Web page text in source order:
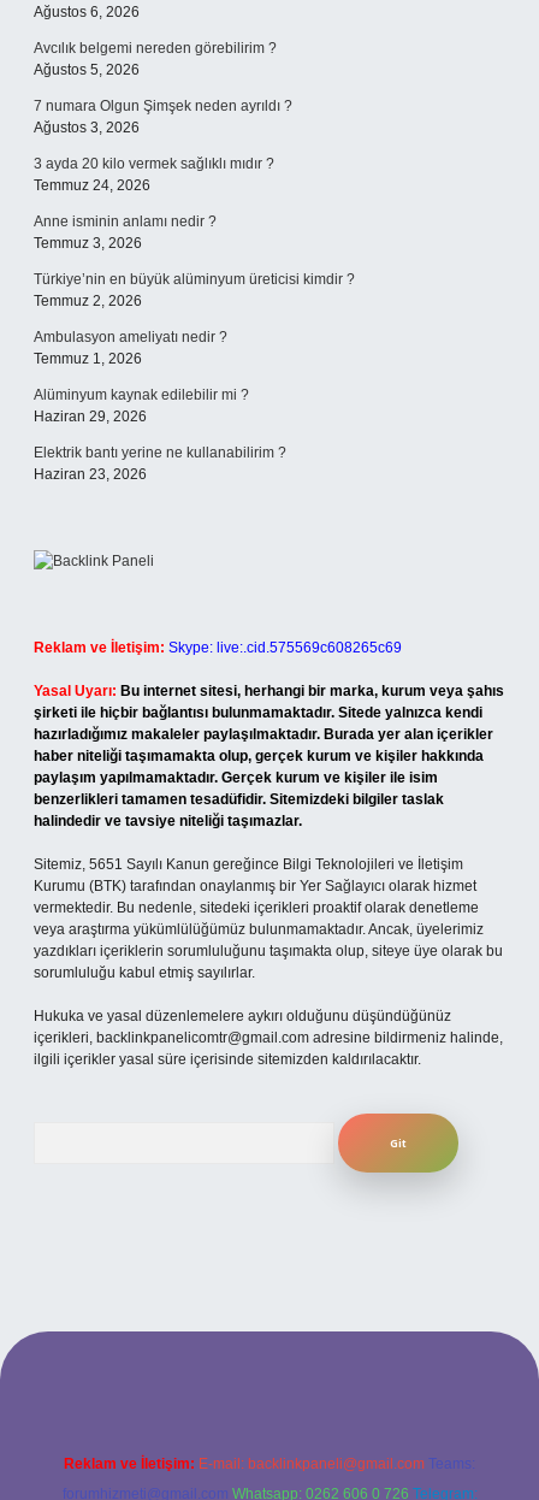
Ağustos 6, 2026
Avcılık belgemi nereden görebilirim ?
Ağustos 5, 2026
7 numara Olgun Şimşek neden ayrıldı ?
Ağustos 3, 2026
3 ayda 20 kilo vermek sağlıklı mıdır ?
Temmuz 24, 2026
Anne isminin anlamı nedir ?
Temmuz 3, 2026
Türkiye’nin en büyük alüminyum üreticisi kimdir ?
Temmuz 2, 2026
Ambulasyon ameliyatı nedir ?
Temmuz 1, 2026
Alüminyum kaynak edilebilir mi ?
Haziran 29, 2026
Elektrik bantı yerine ne kullanabilirim ?
Haziran 23, 2026
Reklam ve İletişim: Skype: live:.cid.575569c608265c69
Yasal Uyarı: Bu internet sitesi, herhangi bir marka, kurum veya şahıs
şirketi ile hiçbir bağlantısı bulunmamaktadır. Sitede yalnızca kendi
hazırladığımız makaleler paylaşılmaktadır. Burada yer alan içerikler
haber niteliği taşımamakta olup, gerçek kurum ve kişiler hakkında
paylaşım yapılmamaktadır. Gerçek kurum ve kişiler ile isim
benzerlikleri tamamen tesadüfidir. Sitemizdeki bilgiler taslak
halindedir ve tavsiye niteliği taşımazlar.
Sitemiz, 5651 Sayılı Kanun gereğince Bilgi Teknolojileri ve İletişim
Kurumu (BTK) tarafından onaylanmış bir Yer Sağlayıcı olarak hizmet
vermektedir. Bu nedenle, sitedeki içerikleri proaktif olarak denetleme
veya araştırma yükümlülüğümüz bulunmamaktadır. Ancak, üyelerimiz
yazdıkları içeriklerin sorumluluğunu taşımakta olup, siteye üye olarak bu
sorumluluğu kabul etmiş sayılırlar.
Hukuka ve yasal düzenlemelere aykırı olduğunu düşündüğünüz
içerikleri, backlinkpanelicomtr@gmail.com adresine bildirmeniz halinde,
ilgili içerikler yasal süre içerisinde sitemizden kaldırılacaktır.
Reklam ve İletişim: E-mail: backlinkpaneli@gmail.com Teams:
forumhizmeti@gmail.com Whatsapp: 0262 606 0 726 Telegram: